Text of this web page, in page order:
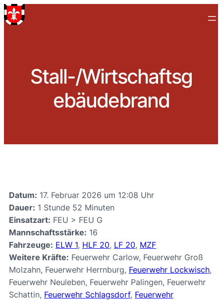
Stall-/Wirtschaftsg
ebäudebrand
Datum: 17. Februar 2026 um 12:08 Uhr
Dauer: 1 Stunde 52 Minuten
Einsatzart: FEU > FEU G
Mannschaftsstärke: 16
Fahrzeuge: ELW 1, HLF 20, LF 20, MZF
Weitere Kräfte: Feuerwehr Carlow, Feuerwehr Groß
Molzahn, Feuerwehr Herrnburg, Feuerwehr Lockwisch,
Feuerwehr Neuleben, Feuerwehr Palingen, Feuerwehr
Schattin, Feuerwehr Schlagsdorf, Feuerwehr